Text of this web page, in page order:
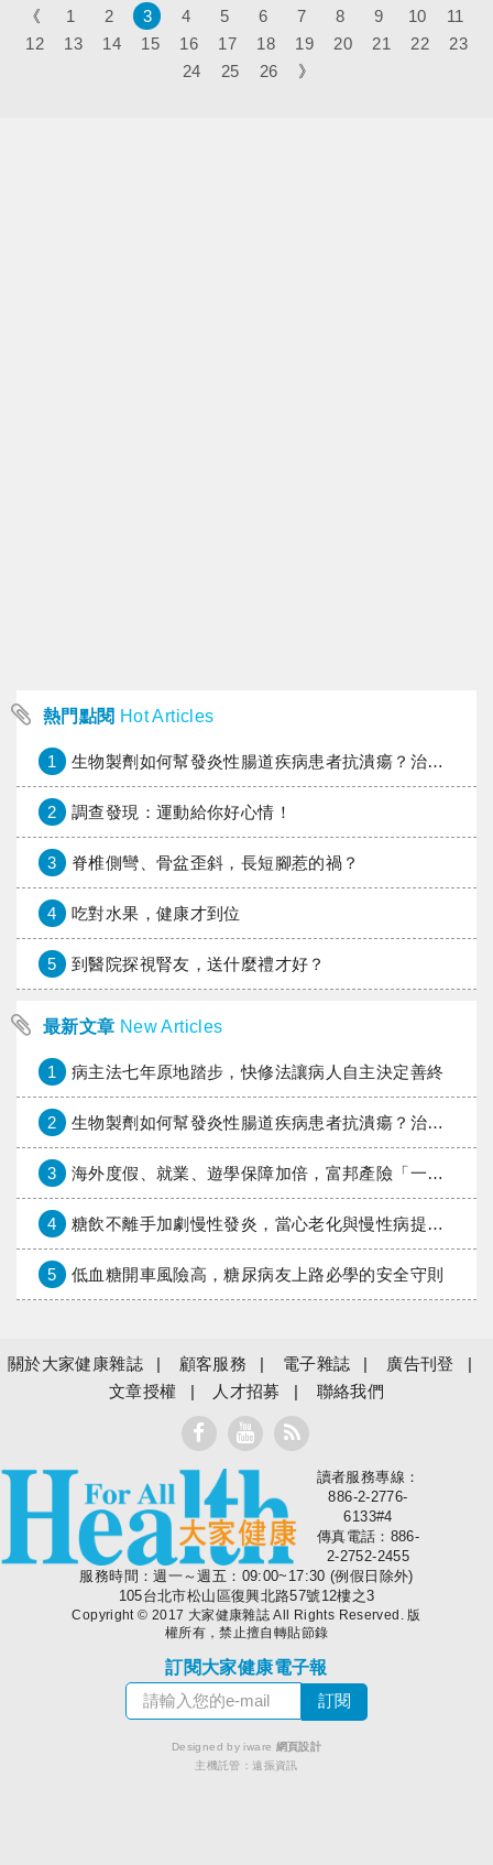
的生活品質！
《 1 2 3 4 5 6 7 8 9 10
11
12
13 14 15 16 17 18 19 20 21 22
23
24
25 26 》
熱門點閱 Hot Articles
1 生物製劑如何幫發炎性腸道疾病患者抗潰瘍？治療進展與健保給付困境一次看
2 調查發現：運動給你好心情！
3 脊椎側彎、骨盆歪斜，長短腳惹的禍？
4 吃對水果，健康才到位
5 到醫院探視腎友，送什麼禮才好？
最新文章 New Articles
1 病主法七年原地踏步，快修法讓病人自主決定善終
2 生物製劑如何幫發炎性腸道疾病患者抗潰瘍？治療進展與健保給付困境一次看
3 海外度假、就業、遊學保障加倍，富邦產險「一期逐夢」專案加碼遠距醫療與緊急救援
4 糖飲不離手加劇慢性發炎，當心老化與慢性病提早報到
5 低血糖開車風險高，糖尿病友上路必學的安全守則
關於大家健康雜誌 顧客服務 電子雜誌
廣告刊登
文章授權
人才招募 聯絡我們
大家健康
讀者服務專線：
886-2-2776-
6133#4
傳真電話：886-
2-2752-2455
服務時間：週一～週五：09:00~17:30 (例假日除外)
105台北市松山區復興北路57號12樓之3
Copyright © 2017 大家健康雜誌 All Rights Reserved. 版
權所有，禁止擅自轉貼節錄
訂閱大家健康電子報
Designed by iware 網頁設計
主機託管：遠振資訊